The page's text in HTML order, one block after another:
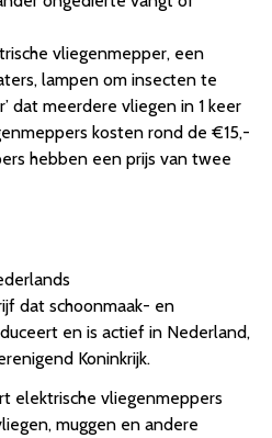
vliegenmepper, een
lampen om insecten te
dat meerdere vliegen in 1 keer
kosten rond de €15,-
hebben een prijs van twee
dat schoonmaak- en
en is actief in Nederland,
Koninkrijk.
elektrische vliegenmeppers
muggen en andere